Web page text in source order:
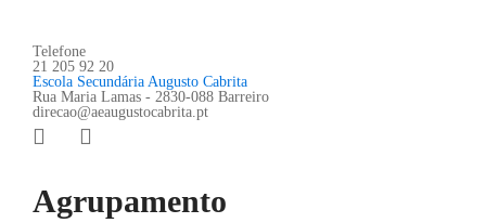
Telefone
21 205 92 20
Escola Secundária Augusto Cabrita
Rua Maria Lamas - 2830-088 Barreiro
direcao@aeaugustocabrita.pt
Agrupamento